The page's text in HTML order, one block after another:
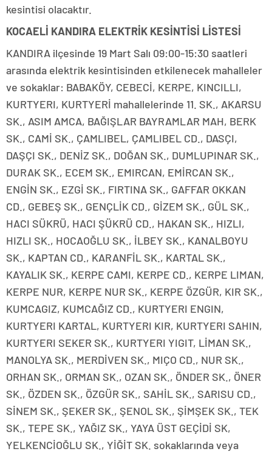
kesintisi olacaktır.
KOCAELİ KANDIRA ELEKTRİK KESİNTİSİ LİSTESİ
KANDIRA ilçesinde 19 Mart Salı 09:00-15:30 saatleri
arasında elektrik kesintisinden etkilenecek mahalleler
ve sokaklar: BABAKÖY, CEBECİ, KERPE, KINCILLI,
KURTYERI, KURTYERİ mahallelerinde 11. SK., AKARSU
SK., ASIM AMCA, BAĞIŞLAR BAYRAMLAR MAH, BERK
SK., CAMİ SK., ÇAMLIBEL, ÇAMLIBEL CD., DASÇI,
DAŞÇI SK., DENİZ SK., DOĞAN SK., DUMLUPINAR SK.,
DURAK SK., ECEM SK., EMIRCAN, EMİRCAN SK.,
ENGİN SK., EZGİ SK., FIRTINA SK., GAFFAR OKKAN
CD., GEBEŞ SK., GENÇLİK CD., GİZEM SK., GÜL SK.,
HACI SÜKRÜ, HACI ŞÜKRÜ CD., HAKAN SK., HIZLI,
HIZLI SK., HOCAOĞLU SK., İLBEY SK., KANALBOYU
SK., KAPTAN CD., KARANFİL SK., KARTAL SK.,
KAYALIK SK., KERPE CAMI, KERPE CD., KERPE LIMAN,
KERPE NUR, KERPE NUR SK., KERPE ÖZGÜR, KIR SK.,
KUMCAGIZ, KUMCAĞIZ CD., KURTYERI ENGIN,
KURTYERI KARTAL, KURTYERI KIR, KURTYERI SAHIN,
KURTYERI SEKER SK., KURTYERI YIGIT, LİMAN SK.,
MANOLYA SK., MERDİVEN SK., MIÇO CD., NUR SK.,
ORHAN SK., ORMAN SK., OZAN SK., ÖNDER SK., ÖNER
SK., ÖZDEN SK., ÖZGÜR SK., SAHİL SK., SARISU CD.,
SİNEM SK., ŞEKER SK., ŞENOL SK., ŞİMŞEK SK., TEK
SK., TEPE SK., YAĞIZ SK., YAYA ÜST GEÇİDİ SK,
YELKENCİOĞLU SK., YİĞİT SK. sokaklarında veya